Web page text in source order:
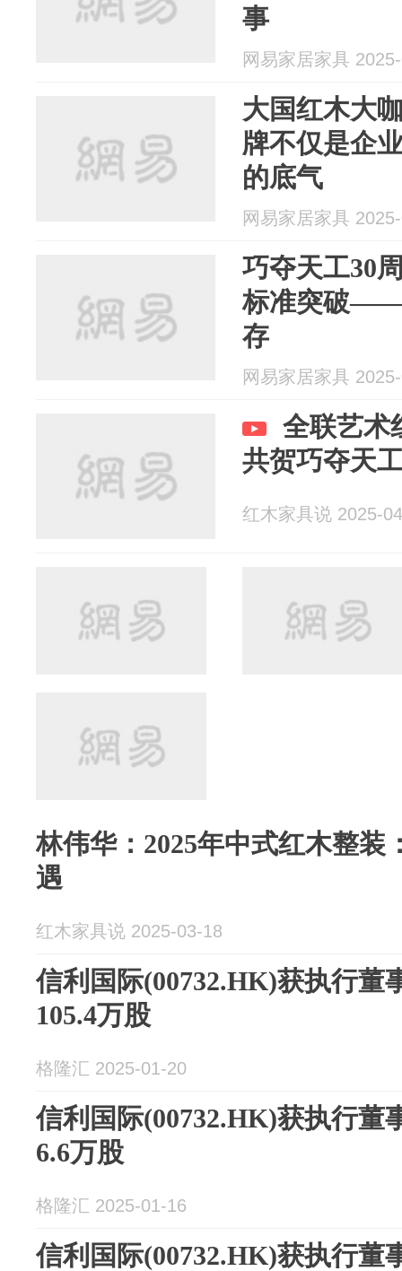
事
网易家居家具
大国红木大
牌不仅是企
的底气
网易家居家具
巧夺天工30
标准突破——
存
网易家居家具
全联艺术
共贺巧夺天
红木家具说 2025-
林伟华：2025年中式红木整装
遇
红木家具说 2025-03-18
信利国际(00732.HK)获执行董
105.4万股
格隆汇 2025-01-20
信利国际(00732.HK)获执行董
6.6万股
格隆汇 2025-01-16
信利国际(00732.HK)获执行董